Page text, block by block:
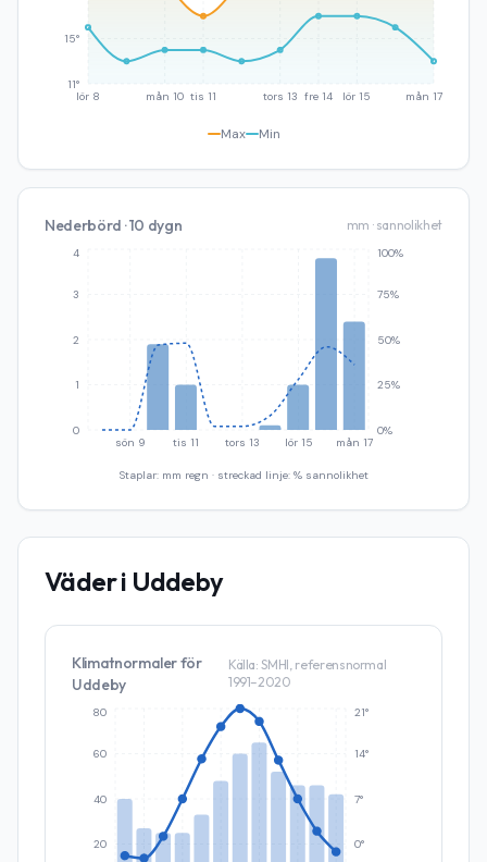
lör 8 mån 10 tis 11 tors 13 fre 14 lör 15 mån 17
11°
15°
Max Min
Nederbörd · 10 dygn mm · sannolikhet
sön 9 tis 11 tors 13 lör 15 mån 17
0
1
2
3
4
0%
25%
50%
75%
100%
Staplar: mm regn · streckad linje: % sannolikhet
Väder i Uddeby
Klimatnormaler för
Uddeby
Källa: SMHI, referensnormal
1991–2020
20
40
60
80
0°
7°
14°
21°